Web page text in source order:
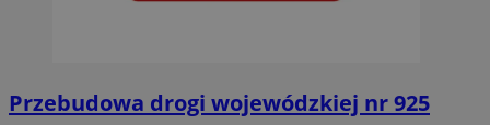
Przebudowa drogi wojewódzkiej nr 925